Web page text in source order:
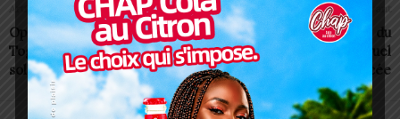
Article précédent
Opération Koundjouaré: Le
Togo répare et honore ses
soldats
Article suivant
FTF: La nouvelle date du
congrès ordinaire annuel
est annoncée